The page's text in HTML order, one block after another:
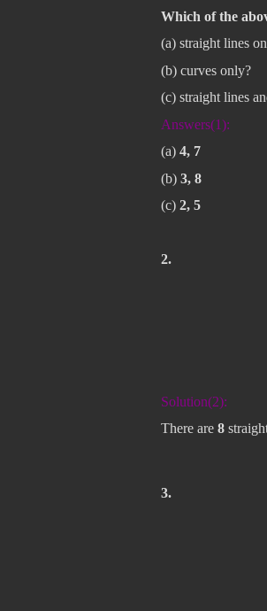
Which of the
(a) straight lines
(b) curves only?
(c) straight lines
Answers(1):
(a) 4, 7
(b) 3, 8
(c) 2, 5
2.
Solution(2):
There are 8
3.